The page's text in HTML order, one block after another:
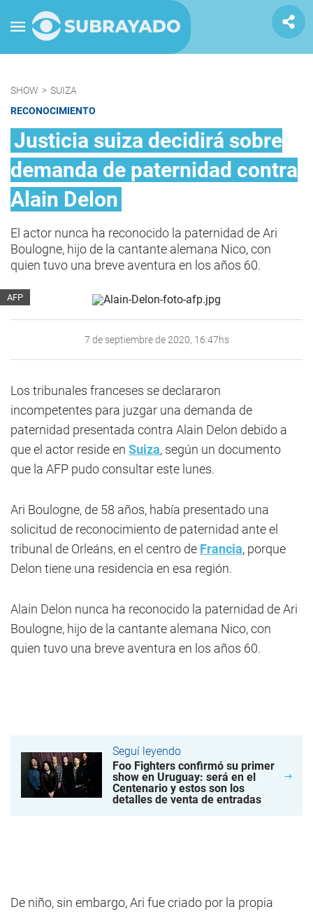
SHOW > SUIZA
RECONOCIMIENTO
Justicia suiza decidirá sobre
demanda de paternidad contra
Alain Delon
El actor nunca ha reconocido la paternidad de Ari
Boulogne, hijo de la cantante alemana Nico, con
quien tuvo una breve aventura en los años 60.
AFP
7 de septiembre de 2020, 16:47hs
Los tribunales franceses se declararon
incompetentes para juzgar una demanda de
paternidad presentada contra Alain Delon debido a
que el actor reside en Suiza, según un documento
que la AFP pudo consultar este lunes.
Ari Boulogne, de 58 años, había presentado una
solicitud de reconocimiento de paternidad ante el
tribunal de Orleáns, en el centro de Francia, porque
Delon tiene una residencia en esa región.
Alain Delon nunca ha reconocido la paternidad de Ari
Boulogne, hijo de la cantante alemana Nico, con
quien tuvo una breve aventura en los años 60.
Seguí leyendo
Foo Fighters confirmó su primer
show en Uruguay: será en el
Centenario y estos son los
detalles de venta de entradas
De niño, sin embargo, Ari fue criado por la propia